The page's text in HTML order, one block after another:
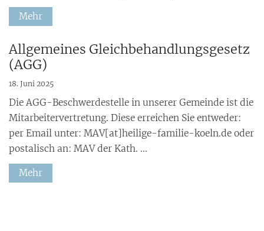
Mehr
Allgemeines Gleichbehandlungsgesetz
(AGG)
18. Juni 2025
Die AGG-Beschwerdestelle in unserer Gemeinde ist die
Mitarbeitervertretung. Diese erreichen Sie entweder:
per Email unter: MAV[at]heilige-familie-koeln.de oder
postalisch an: MAV der Kath. ...
Mehr